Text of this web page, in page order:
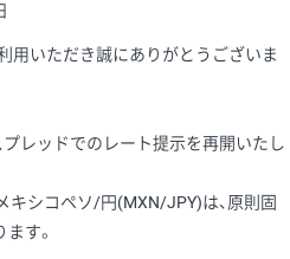
用いただき誠にありがとうございま
レッドでのレート提示を再開いたし
キシコペソ/円(MXN/JPY)は、原則固
す。